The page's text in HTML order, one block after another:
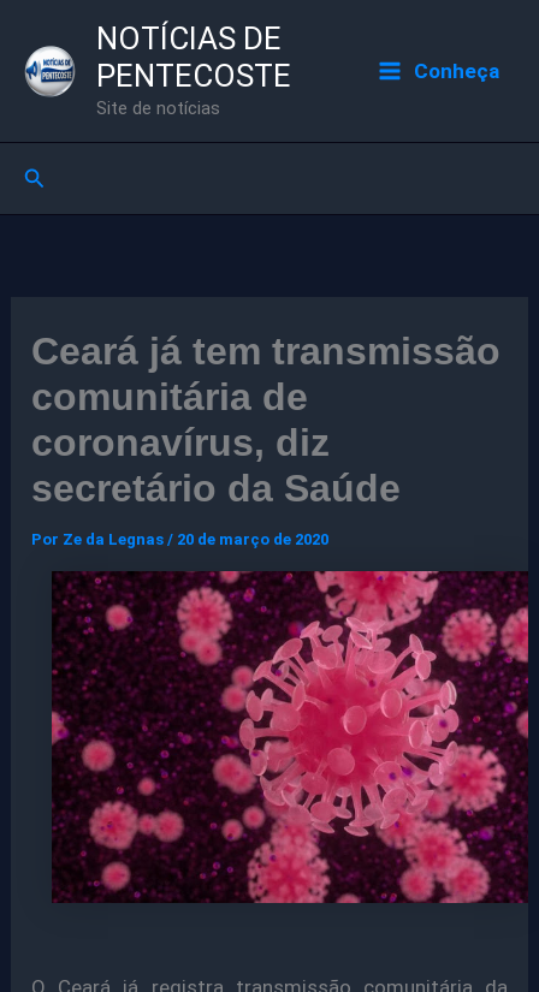
para
NOTÍCIAS DE
PENTECOSTE
Site de notícias
Conheça
Pesquisar
Ceará já tem transmissão
comunitária de
coronavírus, diz
secretário da Saúde
Por Ze da Legnas/ 20 de março de 2020
O Ceará já registra transmissão comunitária da